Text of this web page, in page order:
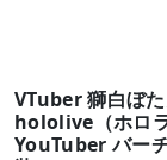
VTuber 獅白ぼ
hololive（ホロ
YouTuber バー